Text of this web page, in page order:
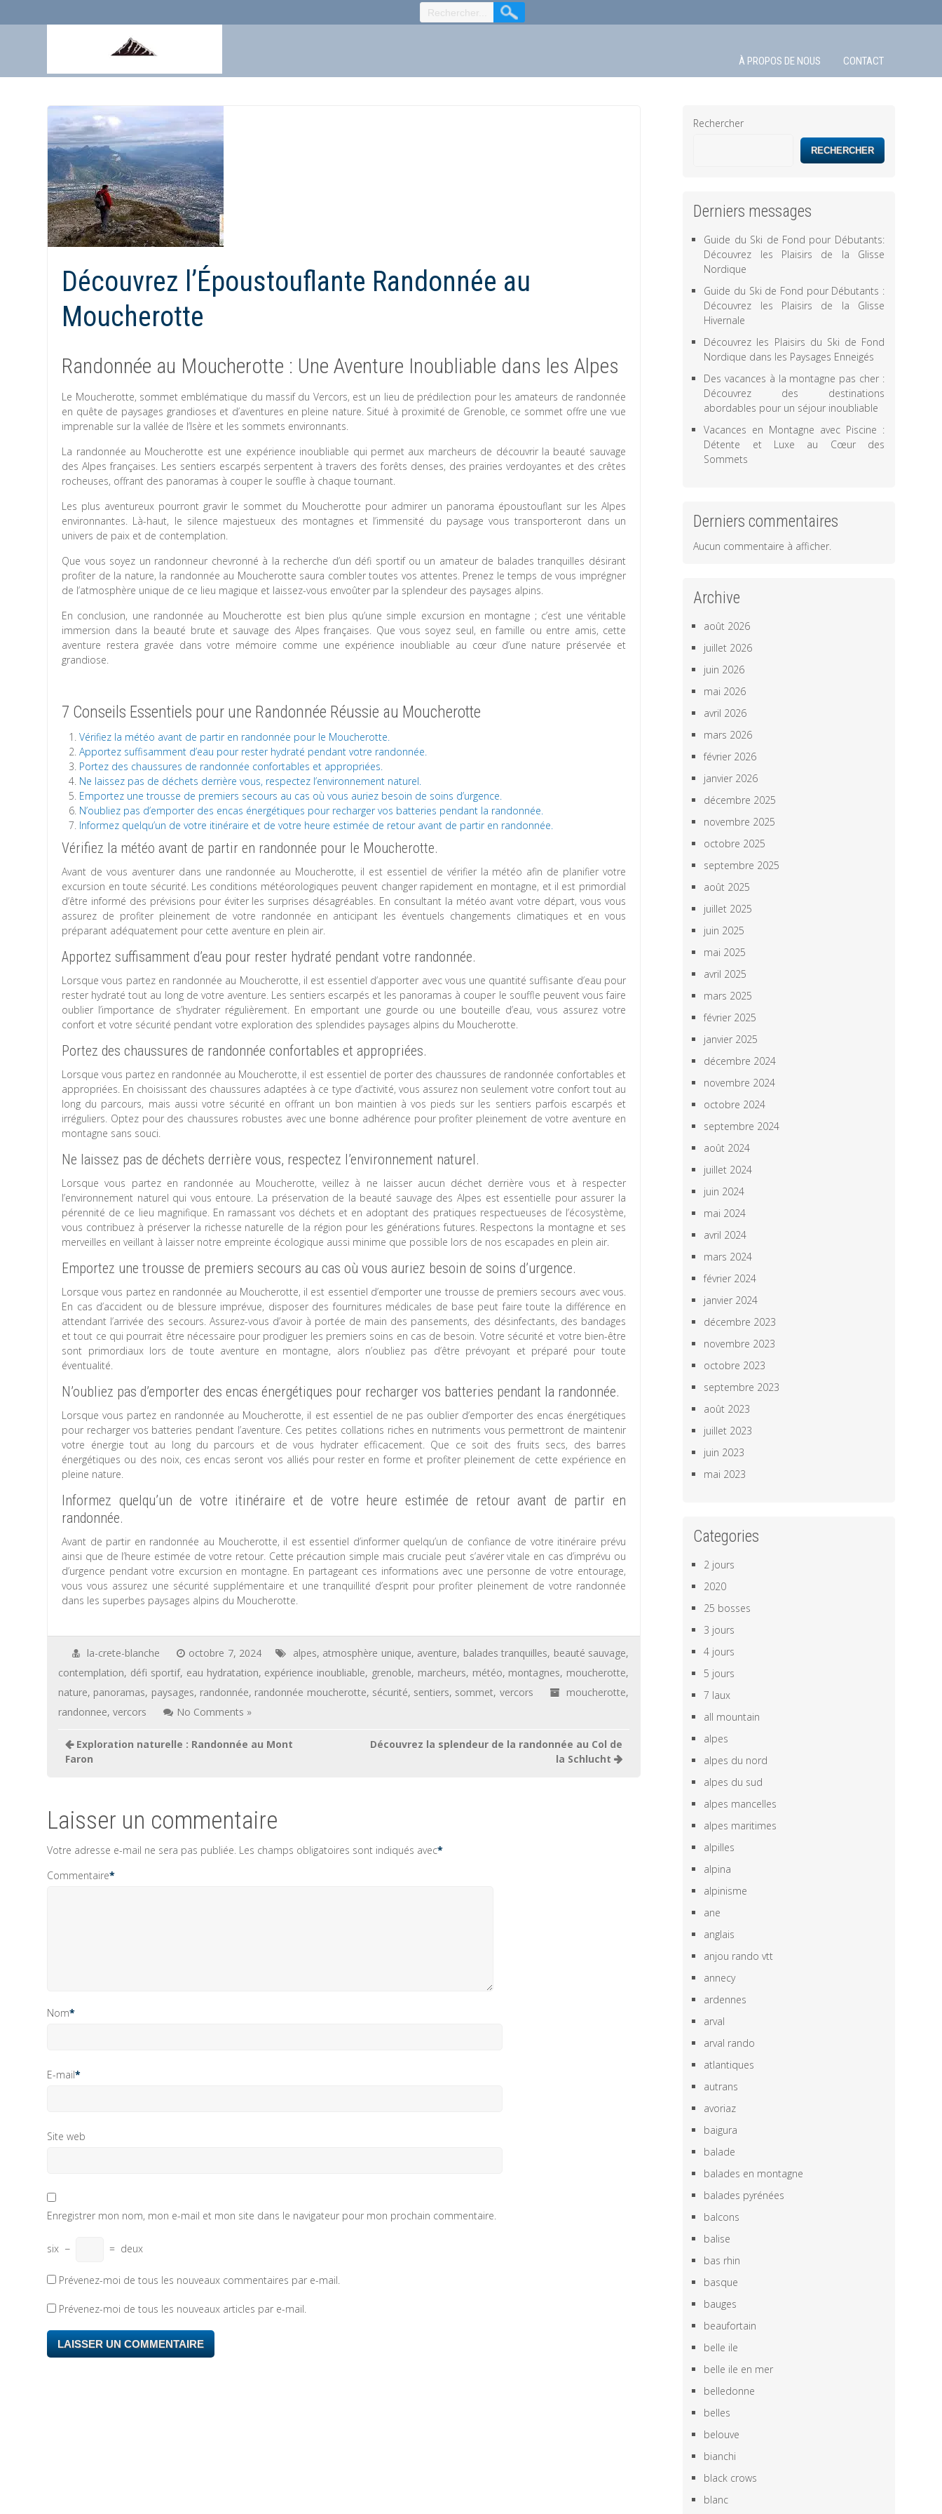
À PROPOS DE NOUS CONTACT
Découvrez l’Époustouflante Randonnée au
Moucherotte
Randonnée au Moucherotte : Une Aventure Inoubliable dans les Alpes
Le Moucherotte, sommet emblématique du massif du Vercors, est un lieu de prédilection pour les amateurs de randonnée
en quête de paysages grandioses et d’aventures en pleine nature. Situé à proximité de Grenoble, ce sommet offre une vue
imprenable sur la vallée de l’Isère et les sommets environnants.
La randonnée au Moucherotte est une expérience inoubliable qui permet aux marcheurs de découvrir la beauté sauvage
des Alpes françaises. Les sentiers escarpés serpentent à travers des forêts denses, des prairies verdoyantes et des crêtes
rocheuses, offrant des panoramas à couper le souffle à chaque tournant.
Les plus aventureux pourront gravir le sommet du Moucherotte pour admirer un panorama époustouflant sur les Alpes
environnantes. Là-haut, le silence majestueux des montagnes et l’immensité du paysage vous transporteront dans un
univers de paix et de contemplation.
Que vous soyez un randonneur chevronné à la recherche d’un défi sportif ou un amateur de balades tranquilles désirant
profiter de la nature, la randonnée au Moucherotte saura combler toutes vos attentes. Prenez le temps de vous imprégner
de l’atmosphère unique de ce lieu magique et laissez-vous envoûter par la splendeur des paysages alpins.
En conclusion, une randonnée au Moucherotte est bien plus qu’une simple excursion en montagne ; c’est une véritable
immersion dans la beauté brute et sauvage des Alpes françaises. Que vous soyez seul, en famille ou entre amis, cette
aventure restera gravée dans votre mémoire comme une expérience inoubliable au cœur d’une nature préservée et
grandiose.
7 Conseils Essentiels pour une Randonnée Réussie au Moucherotte
Vérifiez la météo avant de partir en randonnée pour le Moucherotte.
Apportez suffisamment d’eau pour rester hydraté pendant votre randonnée.
Portez des chaussures de randonnée confortables et appropriées.
Ne laissez pas de déchets derrière vous, respectez l’environnement naturel.
Emportez une trousse de premiers secours au cas où vous auriez besoin de soins d’urgence.
N’oubliez pas d’emporter des encas énergétiques pour recharger vos batteries pendant la randonnée.
Informez quelqu’un de votre itinéraire et de votre heure estimée de retour avant de partir en randonnée.
Vérifiez la météo avant de partir en randonnée pour le Moucherotte.
Avant de vous aventurer dans une randonnée au Moucherotte, il est essentiel de vérifier la météo afin de planifier votre
excursion en toute sécurité. Les conditions météorologiques peuvent changer rapidement en montagne, et il est primordial
d’être informé des prévisions pour éviter les surprises désagréables. En consultant la météo avant votre départ, vous vous
assurez de profiter pleinement de votre randonnée en anticipant les éventuels changements climatiques et en vous
préparant adéquatement pour cette aventure en plein air.
Apportez suffisamment d’eau pour rester hydraté pendant votre randonnée.
Lorsque vous partez en randonnée au Moucherotte, il est essentiel d’apporter avec vous une quantité suffisante d’eau pour
rester hydraté tout au long de votre aventure. Les sentiers escarpés et les panoramas à couper le souffle peuvent vous faire
oublier l’importance de s’hydrater régulièrement. En emportant une gourde ou une bouteille d’eau, vous assurez votre
confort et votre sécurité pendant votre exploration des splendides paysages alpins du Moucherotte.
Portez des chaussures de randonnée confortables et appropriées.
Lorsque vous partez en randonnée au Moucherotte, il est essentiel de porter des chaussures de randonnée confortables et
appropriées. En choisissant des chaussures adaptées à ce type d’activité, vous assurez non seulement votre confort tout au
long du parcours, mais aussi votre sécurité en offrant un bon maintien à vos pieds sur les sentiers parfois escarpés et
irréguliers. Optez pour des chaussures robustes avec une bonne adhérence pour profiter pleinement de votre aventure en
montagne sans souci.
Ne laissez pas de déchets derrière vous, respectez l’environnement naturel.
Lorsque vous partez en randonnée au Moucherotte, veillez à ne laisser aucun déchet derrière vous et à respecter
l’environnement naturel qui vous entoure. La préservation de la beauté sauvage des Alpes est essentielle pour assurer la
pérennité de ce lieu magnifique. En ramassant vos déchets et en adoptant des pratiques respectueuses de l’écosystème,
vous contribuez à préserver la richesse naturelle de la région pour les générations futures. Respectons la montagne et ses
merveilles en veillant à laisser notre empreinte écologique aussi minime que possible lors de nos escapades en plein air.
Emportez une trousse de premiers secours au cas où vous auriez besoin de soins d’urgence.
Lorsque vous partez en randonnée au Moucherotte, il est essentiel d’emporter une trousse de premiers secours avec vous.
En cas d’accident ou de blessure imprévue, disposer des fournitures médicales de base peut faire toute la différence en
attendant l’arrivée des secours. Assurez-vous d’avoir à portée de main des pansements, des désinfectants, des bandages
et tout ce qui pourrait être nécessaire pour prodiguer les premiers soins en cas de besoin. Votre sécurité et votre bien-être
sont primordiaux lors de toute aventure en montagne, alors n’oubliez pas d’être prévoyant et préparé pour toute
éventualité.
N’oubliez pas d’emporter des encas énergétiques pour recharger vos batteries pendant la randonnée.
Lorsque vous partez en randonnée au Moucherotte, il est essentiel de ne pas oublier d’emporter des encas énergétiques
pour recharger vos batteries pendant l’aventure. Ces petites collations riches en nutriments vous permettront de maintenir
votre énergie tout au long du parcours et de vous hydrater efficacement. Que ce soit des fruits secs, des barres
énergétiques ou des noix, ces encas seront vos alliés pour rester en forme et profiter pleinement de cette expérience en
pleine nature.
Informez quelqu’un de votre itinéraire et de votre heure estimée de retour avant de partir en
randonnée.
Avant de partir en randonnée au Moucherotte, il est essentiel d’informer quelqu’un de confiance de votre itinéraire prévu
ainsi que de l’heure estimée de votre retour. Cette précaution simple mais cruciale peut s’avérer vitale en cas d’imprévu ou
d’urgence pendant votre excursion en montagne. En partageant ces informations avec une personne de votre entourage,
vous vous assurez une sécurité supplémentaire et une tranquillité d’esprit pour profiter pleinement de votre randonnée
dans les superbes paysages alpins du Moucherotte.
la-crete-blanche octobre 7, 2024 alpes, atmosphère unique, aventure, balades tranquilles, beauté sauvage,
contemplation, défi sportif, eau hydratation, expérience inoubliable, grenoble, marcheurs, météo, montagnes, moucherotte,
nature, panoramas, paysages, randonnée, randonnée moucherotte, sécurité, sentiers, sommet, vercors moucherotte,
randonnee,vercors No Comments »
Navigation
de
Exploration naturelle : Randonnée au Mont
Faron
Découvrez la splendeur de la randonnée au Col de
la Schlucht
Laisser un commentaire
Votre adresse e-mail ne sera pas publiée. Les champs obligatoires sont indiqués avec*
Commentaire*
Nom*
E-mail*
Site web
Enregistrer mon nom, mon e-mail et mon site dans le navigateur pour mon prochain commentaire.
six − = deux
Prévenez-moi de tous les nouveaux commentaires par e-mail.
Prévenez-moi de tous les nouveaux articles par e-mail.
Rechercher
RECHERCHER
Derniers messages
Guide du Ski de Fond pour Débutants:
Découvrez les Plaisirs de la Glisse
Nordique
Guide du Ski de Fond pour Débutants :
Découvrez les Plaisirs de la Glisse
Hivernale
Découvrez les Plaisirs du Ski de Fond
Nordique dans les Paysages Enneigés
Des vacances à la montagne pas cher :
Découvrez des destinations
abordables pour un séjour inoubliable
Vacances en Montagne avec Piscine :
Détente et Luxe au Cœur des
Sommets
Derniers commentaires
Aucun commentaire à afficher.
Archive
août 2026
juillet 2026
juin 2026
mai 2026
avril 2026
mars 2026
février 2026
janvier 2026
décembre 2025
novembre 2025
octobre 2025
septembre 2025
août 2025
juillet 2025
juin 2025
mai 2025
avril 2025
mars 2025
février 2025
janvier 2025
décembre 2024
novembre 2024
octobre 2024
septembre 2024
août 2024
juillet 2024
juin 2024
mai 2024
avril 2024
mars 2024
février 2024
janvier 2024
décembre 2023
novembre 2023
octobre 2023
septembre 2023
août 2023
juillet 2023
juin 2023
mai 2023
Categories
2 jours
2020
25 bosses
3 jours
4 jours
5 jours
7 laux
all mountain
alpes
alpes du nord
alpes du sud
alpes mancelles
alpes maritimes
alpilles
alpina
alpinisme
ane
anglais
anjou rando vtt
annecy
ardennes
arval
arval rando
atlantiques
autrans
avoriaz
baigura
balade
balades en montagne
balades pyrénées
balcons
balise
bas rhin
basque
bauges
beaufortain
belle ile
belle ile en mer
belledonne
belles
belouve
bianchi
black crows
blanc